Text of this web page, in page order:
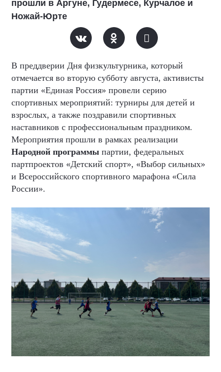
прошли в Аргуне, Гудермесе, Курчалое и
Ножай-Юрте
В преддверии Дня физкультурника, который
отмечается во вторую субботу августа, активисты
партии «Единая Россия» провели серию
спортивных мероприятий: турниры для детей и
взрослых, а также поздравили спортивных
наставников с профессиональным праздником.
Мероприятия прошли в рамках реализации
Народной программы партии, федеральных
партпроектов «Детский спорт», «Выбор сильных»
и Всероссийского спортивного марафона «Сила
России».